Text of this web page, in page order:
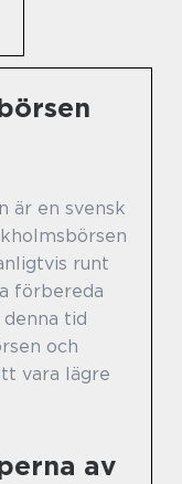
är en svensk
runt
förbereda
tid
och
vara lägre
av